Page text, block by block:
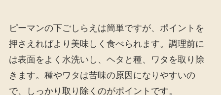
ピーマンの下ごしらえは簡単ですが、ポイントを
押さえればより美味しく食べられます。調理前に
は表面をよく水洗いし、ヘタと種、ワタを取り除
きます。種やワタは苦味の原因になりやすいの
で、しっかり取り除くのがポイントです。